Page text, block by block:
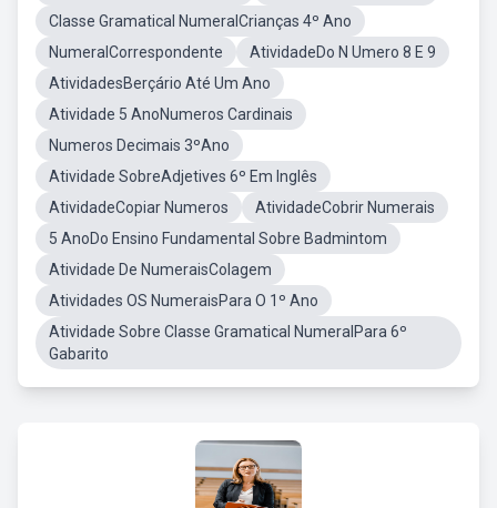
Classe Gramatical NumeralCrianças 4º Ano
NumeralCorrespondente
AtividadeDo N Umero 8 E 9
AtividadesBerçário Até Um Ano
Atividade 5 AnoNumeros Cardinais
Numeros Decimais 3ºAno
Atividade SobreAdjetives 6º Em Inglês
AtividadeCopiar Numeros
AtividadeCobrir Numerais
5 AnoDo Ensino Fundamental Sobre Badmintom
Atividade De NumeraisColagem
Atividades OS NumeraisPara O 1º Ano
Atividade Sobre Classe Gramatical NumeralPara 6º
Gabarito